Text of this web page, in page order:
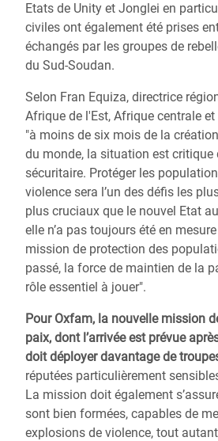
Etats de Unity et Jonglei en
civiles ont également été prises
échangés par les groupes de
du Sud-Soudan.
Selon Fran Equiza, directrice
Afrique de l'Est, Afrique centrale
"à moins de six mois de la
du monde, la situation est critique
sécuritaire. Protéger les
violence sera l’un des défis les
plus cruciaux que le nouvel Etat
elle n’a pas toujours été en
mission de protection des
passé, la force de maintien de la
rôle essentiel à jouer".
Pour Oxfam, la nouvelle mission
paix, dont l’arrivée est prévue
doit déployer davantage de
réputées particulièrement
La mission doit également
sont bien formées, capables de
explosions de violence, tout